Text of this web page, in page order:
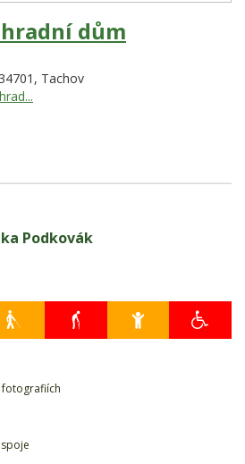
dům
34701, Tachov
Podkovák
fotografiích